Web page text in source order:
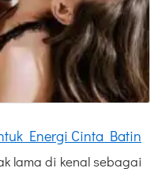
Energi Cinta Batin
lama di kenal sebagai